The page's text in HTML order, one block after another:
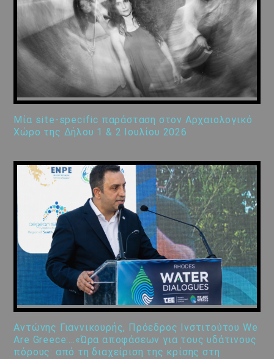
Μία site-specific παράσταση στον Αρχαιολογικό
Χώρο της Δήλου 1 & 2 Ιουλίου 2026
Αντώνης Γιαννικουρής, Πρόεδρος Ινστιτούτου We
Are Greece:…«Ώρα αποφάσεων για τους υδάτινους
πόρους: από τη διαχείριση της κρίσης στη